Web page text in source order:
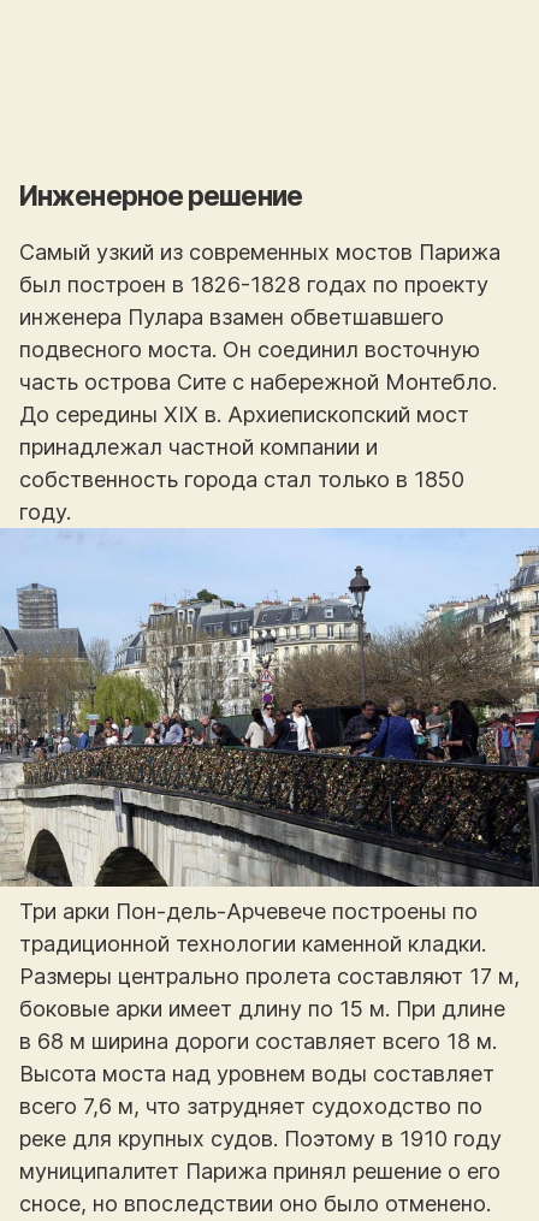
Инженерное решение
Самый узкий из современных мостов Парижа
был построен в 1826-1828 годах по проекту
инженера Пулара взамен обветшавшего
подвесного моста. Он соединил восточную
часть острова Сите с набережной Монтебло.
До середины XIX в. Архиепископский мост
принадлежал частной компании и
собственность города стал только в 1850
году.
Три арки Пон-дель-Арчевече построены по
традиционной технологии каменной кладки.
Размеры центрально пролета составляют 17 м,
боковые арки имеет длину по 15 м. При длине
в 68 м ширина дороги составляет всего 18 м.
Высота моста над уровнем воды составляет
всего 7,6 м, что затрудняет судоходство по
реке для крупных судов. Поэтому в 1910 году
муниципалитет Парижа принял решение о его
сносе, но впоследствии оно было отменено.